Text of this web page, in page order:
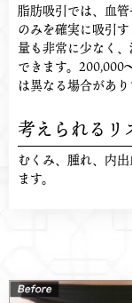
脂肪吸引では、血
のみを確実に吸引
量も非常に少なく
できます。200,000
は異なる場合があ
考えられるリ
むくみ、腫れ、内
ます。